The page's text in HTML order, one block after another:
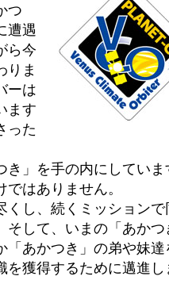
つ
遭遇
ら今
りま
ーは
ます
った
き」を手の内にしていま
はありません。
くし、続くミッションで
そして、いまの「あかつ
「あかつき」の弟や妹達
を獲得するために邁進し